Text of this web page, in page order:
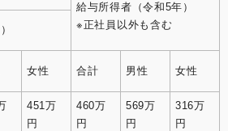
給与所得者（令和5年）
※正社員以外も含む
女性 合計 男性 女性
451万
円
460万
円
569万
円
316万
円